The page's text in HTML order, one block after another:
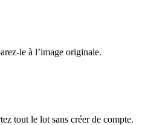
le à l’image originale.
tout le lot sans créer de compte.